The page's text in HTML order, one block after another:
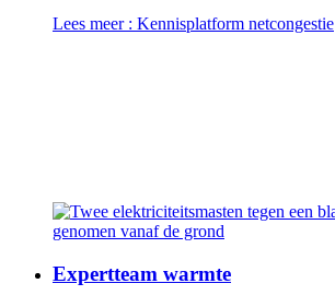
Lees meer : Kennisplatform netcongestie
Expertteam warmte